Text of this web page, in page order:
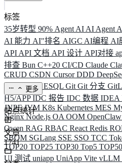
标签
35岁转型 90% Agent AI AI Agent
AI 能力 AI"排名 AIGC AI编程 AI
API API 文档 API 设计 API对接
排查 Bun C++20 CI/CD Claude
CRUD CSDN CursorDDD
ELK ElysiaESQL Git Git 分支
H5/APPIDC 报告 IDC 数据 IDEA
JNPFJVM K8s Kubernetes MES
NginxNode.js OA OOM OpenClaw
Qwen RAG RBAC React Redis
SBOM SGLang SSE SSO TCC
TOP20 TOP25 TOP30 Top5 TOP50
UI 测试 uniapp UniApp Vite vLLM
更多
站点统计
文章
1741